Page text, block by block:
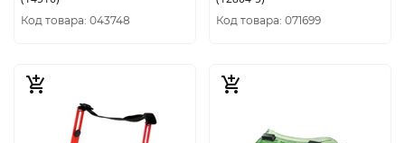
Код товара: 043748 Код товара: 071699